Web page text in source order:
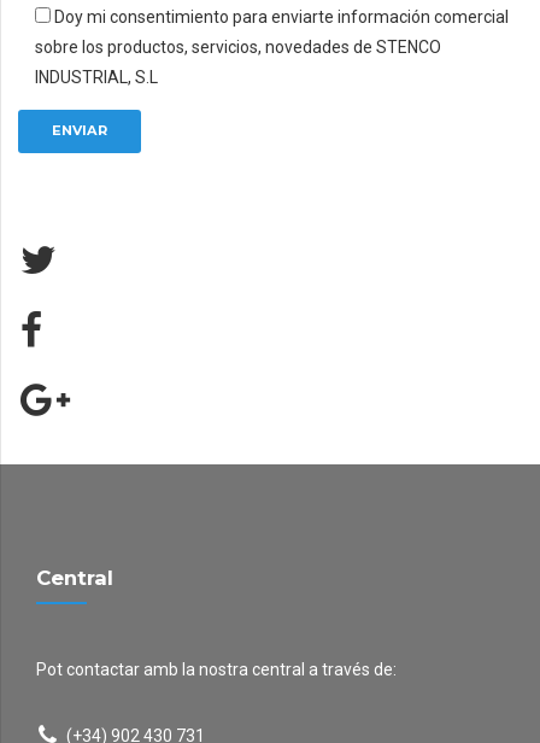
Doy mi consentimiento para enviarte información comercial
sobre los productos, servicios, novedades de STENCO
INDUSTRIAL, S.L
Central
Pot contactar amb la nostra central a través de:
(+34) 902 430 731